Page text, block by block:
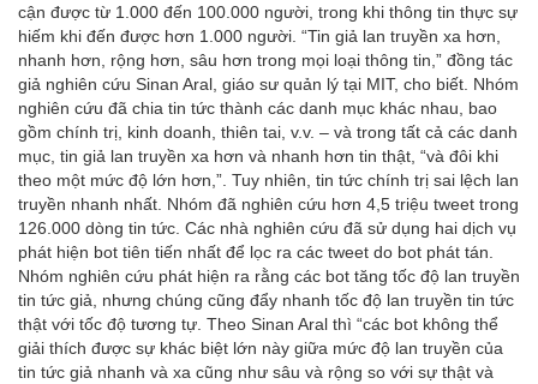
cận được từ 1.000 đến 100.000 người, trong khi thông tin thực sự
hiếm khi đến được hơn 1.000 người. “Tin giả lan truyền xa hơn,
nhanh hơn, rộng hơn, sâu hơn trong mọi loại thông tin,” đồng tác
giả nghiên cứu Sinan Aral, giáo sư quản lý tại MIT, cho biết. Nhóm
nghiên cứu đã chia tin tức thành các danh mục khác nhau, bao
gồm chính trị, kinh doanh, thiên tai, v.v. – và trong tất cả các danh
mục, tin giả lan truyền xa hơn và nhanh hơn tin thật, “và đôi khi
theo một mức độ lớn hơn,”. Tuy nhiên, tin tức chính trị sai lệch lan
truyền nhanh nhất. Nhóm đã nghiên cứu hơn 4,5 triệu tweet trong
126.000 dòng tin tức. Các nhà nghiên cứu đã sử dụng hai dịch vụ
phát hiện bot tiên tiến nhất để lọc ra các tweet do bot phát tán.
Nhóm nghiên cứu phát hiện ra rằng các bot tăng tốc độ lan truyền
tin tức giả, nhưng chúng cũng đẩy nhanh tốc độ lan truyền tin tức
thật với tốc độ tương tự. Theo Sinan Aral thì “các bot không thể
giải thích được sự khác biệt lớn này giữa mức độ lan truyền của
tin tức giả nhanh và xa cũng như sâu và rộng so với sự thật và